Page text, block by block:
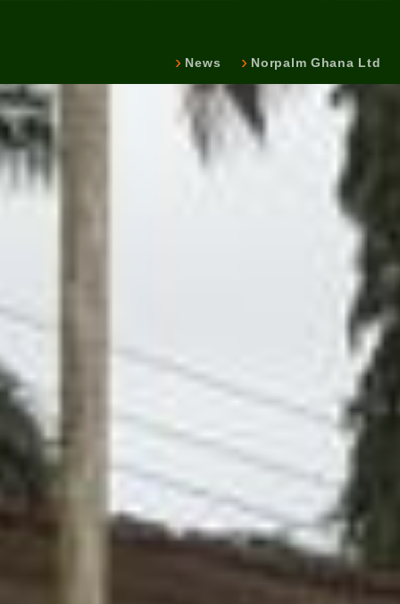
News Norpalm Ghana Ltd